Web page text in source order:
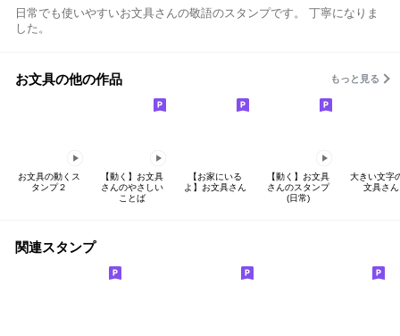
日常でも使いやすいお文具さんの敬語のスタンプです。 丁寧になりま
した。
お文具の他の作品 もっと見る
お文具の動くス
タンプ２
【動く】お文具
さんのやさしい
ことば
【お家にいる
よ】お文具さん
【動く】お文具
さんのスタンプ
(日常)
大きい文字
文具さん
関連スタンプ